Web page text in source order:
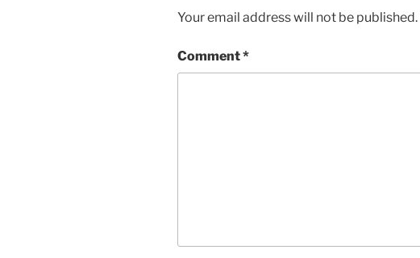
Your email address will not be published.
Comment*